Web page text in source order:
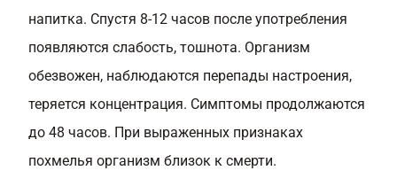
напитка. Спустя 8-12 часов после употребления
появляются слабость, тошнота. Организм
обезвожен, наблюдаются перепады настроения,
теряется концентрация. Симптомы продолжаются
до 48 часов. При выраженных признаках
похмелья организм близок к смерти.